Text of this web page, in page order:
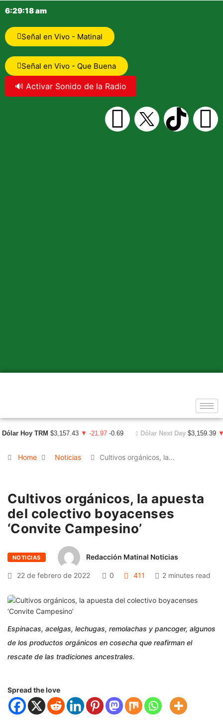
6:29:19 am
Señal en Vivo - Matinal
Señal en Vivo - Que Buena
🔊 Activar Sonido de la Radio
Dólar Hoy TRM $3,157.43 ▼ -21.97 -0.69 Dólar Next Day $3,159.39
Home Noticias Cultivos orgánicos, la…
Cultivos orgánicos, la apuesta
del colectivo boyacenses
‘Convite Campesino’
NOTICIAS Redacción Matinal Noticias
22 de febrero de 2022 0 411 2 minutes read
Espinacas, acelgas, lechugas, remolachas y pancoger, algunos
de los productos orgánicos en cosecha que reafirman el
rescate de las tradiciones ancestrales.
Spread the love